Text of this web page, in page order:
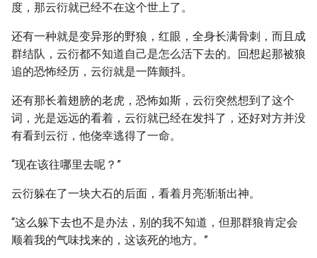
度，那云衍就已经不在这个世上了。
还有一种就是变异形的野狼，红眼，全身长满骨刺，而且成
群结队，云衍都不知道自己是怎么活下去的。回想起那被狼
追的恐怖经历，云衍就是一阵颤抖。
还有那长着翅膀的老虎，恐怖如斯，云衍突然想到了这个
词，光是远远的看着，云衍就已经在发抖了，还好对方并没
有看到云衍，他侥幸逃得了一命。
“现在该往哪里去呢？”
云衍躲在了一块大石的后面，看着月亮渐渐出神。
“这么躲下去也不是办法，别的我不知道，但那群狼肯定会
顺着我的气味找来的，这该死的地方。”